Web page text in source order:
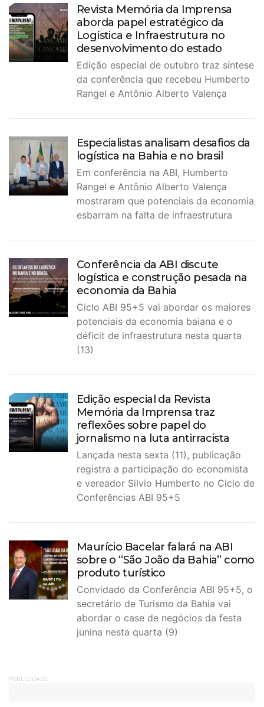
Revista Memória da Imprensa
aborda papel estratégico da
Logística e Infraestrutura no
desenvolvimento do estado
Edição especial de outubro traz síntese
da conferência que recebeu Humberto
Rangel e Antônio Alberto Valença
Especialistas analisam desafios da
logística na Bahia e no brasil
Em conferência na ABI, Humberto
Rangel e Antônio Alberto Valença
mostraram que potenciais da economia
esbarram na falta de infraestrutura
Conferência da ABI discute
logística e construção pesada na
economia da Bahia
Ciclo ABI 95+5 vai abordar os maiores
potenciais da economia baiana e o
déficit de infraestrutura nesta quarta
(13)
Edição especial da Revista
Memória da Imprensa traz
reflexões sobre papel do
jornalismo na luta antirracista
Lançada nesta sexta (11), publicação
registra a participação do economista
e vereador Silvio Humberto no Ciclo de
Conferências ABI 95+5
Maurício Bacelar falará na ABI
sobre o “São João da Bahia” como
produto turístico
Convidado da Conferência ABI 95+5, o
secretário de Turismo da Bahia vai
abordar o case de negócios da festa
junina nesta quarta (9)
PUBLICIDADE